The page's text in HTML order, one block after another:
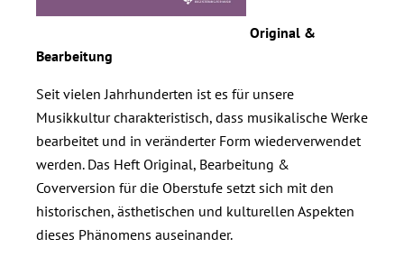
Original &
Bearbeitung
Seit vielen Jahrhunderten ist es für unsere
Musikkultur charakteristisch, dass musikalische Werke
bearbeitet und in veränderter Form wiederverwendet
werden. Das Heft Original, Bearbeitung &
Coverversion für die Oberstufe setzt sich mit den
historischen, ästhetischen und kulturellen Aspekten
dieses Phänomens auseinander.